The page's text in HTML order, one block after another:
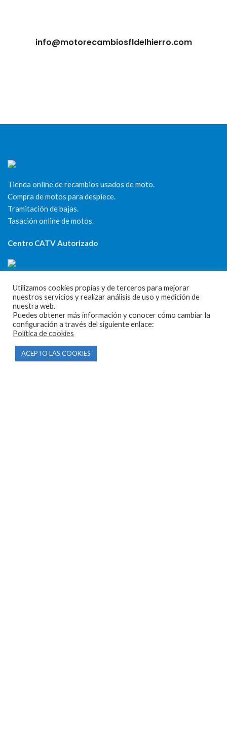
info@motorecambiosfldelhierro.com
Tienda online de recambios usados de moto.
Compra de motos para despiece.
Tramitación de bajas.
Tasación online de motos.
Centro CATV Autorizado
CONTACTO
Parque Empresarial Las Condas , Nave 1
05440 Piedralaves-Ávila
Utilizamos cookies propias y de terceros para mejorar
nuestros servicios y realizar análisis de uso y medición de
nuestra web.
Puedes obtener más información y conocer cómo cambiar la
configuración a través del siguiente enlace:
Política de cookies
ACEPTO LAS COOKIES